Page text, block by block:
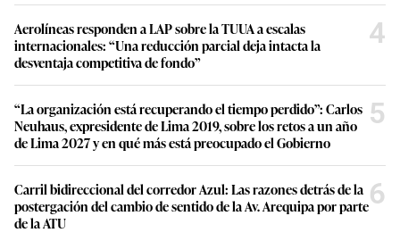
Aerolíneas responden a LAP sobre la TUUA a escalas
internacionales: “Una reducción parcial deja intacta la
desventaja competitiva de fondo”
4
“La organización está recuperando el tiempo perdido”: Carlos
Neuhaus, expresidente de Lima 2019, sobre los retos a un año
de Lima 2027 y en qué más está preocupado el Gobierno
5
Carril bidireccional del corredor Azul: Las razones detrás de la
postergación del cambio de sentido de la Av. Arequipa por parte
de la ATU
6